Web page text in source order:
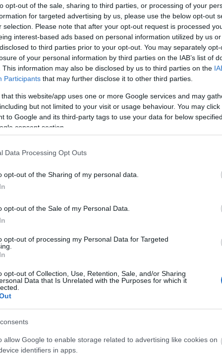
opt-out of the sale, sharing to third parties, or processing of your
for targeted advertising by us, please use the below opt-out
selection. Please note that after your opt-out request is processed
interest-based ads based on personal information utilized by us
to third parties prior to your opt-out. You may separately
of your personal information by third parties on the IAB’s list of
This information may also be disclosed by us to third parties on the
Participants that may further disclose it to other third parties.
that this website/app uses one or more Google services and may
but not limited to your visit or usage behaviour. You may
to Google and its third-party tags to use your data for below
consent section.
Data Processing Opt Outs
opt-out of the Sharing of my personal data.
opt-out of the Sale of my Personal Data.
opt-out of processing my Personal Data for Targeted
opt-out of Collection, Use, Retention, Sale, and/or Sharing
Data that Is Unrelated with the Purposes for which it
allow Google to enable storage related to advertising like cookies on
identifiers in apps.
Performansz és Színház
9., hétfő, 22.15.
MMM
Megmutat
est
Paizs Miklós
Banditos Buli
Süss Fel Nap